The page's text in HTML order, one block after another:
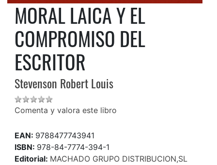
MORAL LAICA Y EL
COMPROMISO DEL
ESCRITOR
Stevenson Robert Louis
Comenta y valora este libro
EAN: 9788477743941
ISBN: 978-84-7774-394-1
Editorial: MACHADO GRUPO DISTRIBUCION,SL